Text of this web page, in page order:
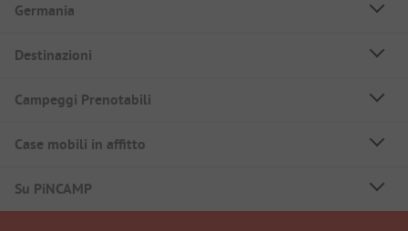
Germania
Destinazioni
Campeggi Prenotabili
Case mobili in affitto
Su PiNCAMP